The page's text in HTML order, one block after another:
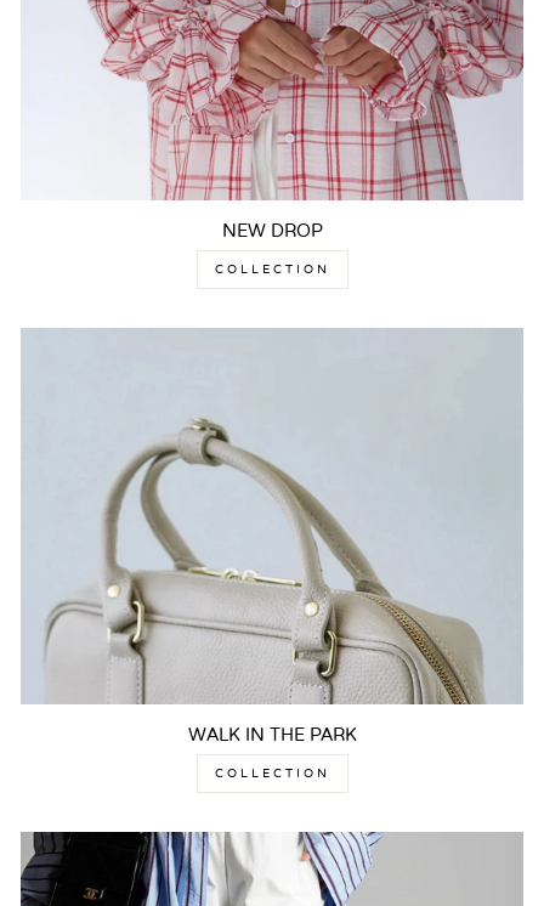
NEW DROP
COLLECTION
WALK IN THE PARK
COLLECTION